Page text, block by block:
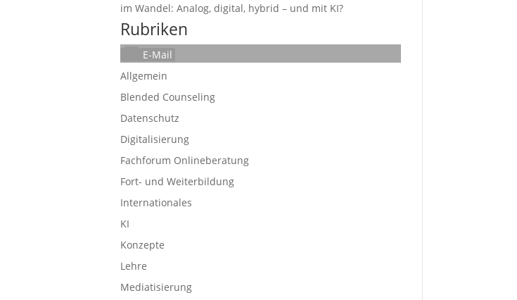
im Wandel: Analog, digital, hybrid – und mit KI?
Rubriken
E-Mail
Allgemein
Blended Counseling
Datenschutz
Digitalisierung
Fachforum Onlineberatung
Fort- und Weiterbildung
Internationales
KI
Konzepte
Lehre
Mediatisierung